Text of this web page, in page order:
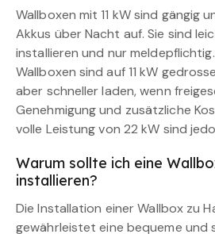
Wallboxen mit 11 kW sind gängig
Akkus über Nacht auf. Sie sind
installieren und nur
Wallboxen sind auf 11 kW
aber schneller laden, wenn
Genehmigung und zusätzliche
volle Leistung von 22 kW sind
Warum sollte ich eine
installieren?
Die Installation einer Wallbox zu
gewährleistet eine bequeme und